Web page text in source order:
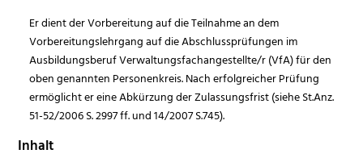
Er dient der Vorbereitung auf die Teilnahme an dem
Vorbereitungslehrgang auf die Abschlussprüfungen im
Ausbildungsberuf Verwaltungsfachangestellte/r (VfA) für den
oben genannten Personenkreis. Nach erfolgreicher Prüfung
ermöglicht er eine Abkürzung der Zulassungsfrist (siehe St.Anz.
51-52/2006 S. 2997 ff. und 14/2007 S.745).
Inhalt